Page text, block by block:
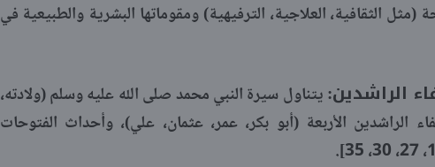
(مثل الثقافية، العلاجية، الترفيهية) ومقوماتها البشرية والطبيعية في
الراشدين:يتناول سيرة النبي محمد صلى الله عليه وسلم (ولادته،
الراشدين الأربعة (أبو بكر، عمر، عثمان، علي)، وأحداث الفتوحات